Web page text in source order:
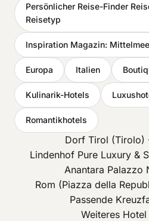
Persönlicher Reise-Finder
Reisetyp
Inspiration Magazin:
Europa Italien
Kulinarik-Hotels
Romantikhotels
Dorf Tirol
Lindenhof Pure Luxury &
Anantara Palazzo
Rom (Piazza della
Passende
Weiteres